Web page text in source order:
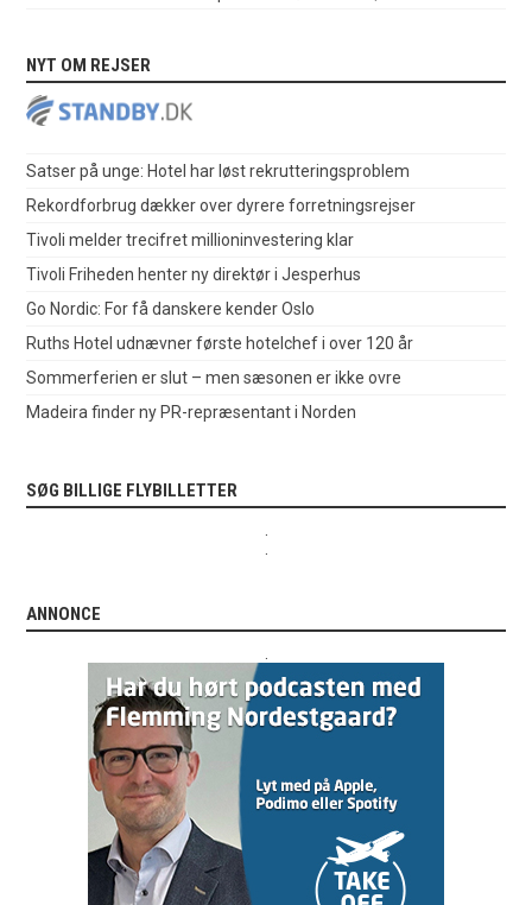
NYT OM REJSER
Satser på unge: Hotel har løst rekrutteringsproblem
Rekordforbrug dækker over dyrere forretningsrejser
Tivoli melder trecifret millioninvestering klar
Tivoli Friheden henter ny direktør i Jesperhus
Go Nordic: For få danskere kender Oslo
Ruths Hotel udnævner første hotelchef i over 120 år
Sommerferien er slut – men sæsonen er ikke ovre
Madeira finder ny PR-repræsentant i Norden
SØG BILLIGE FLYBILLETTER
.
.
ANNONCE
.